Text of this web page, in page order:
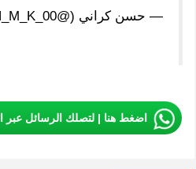
— حسن كراني (@H_M_K_00)
اضغط هنا | لتصلك الرسائل عبر